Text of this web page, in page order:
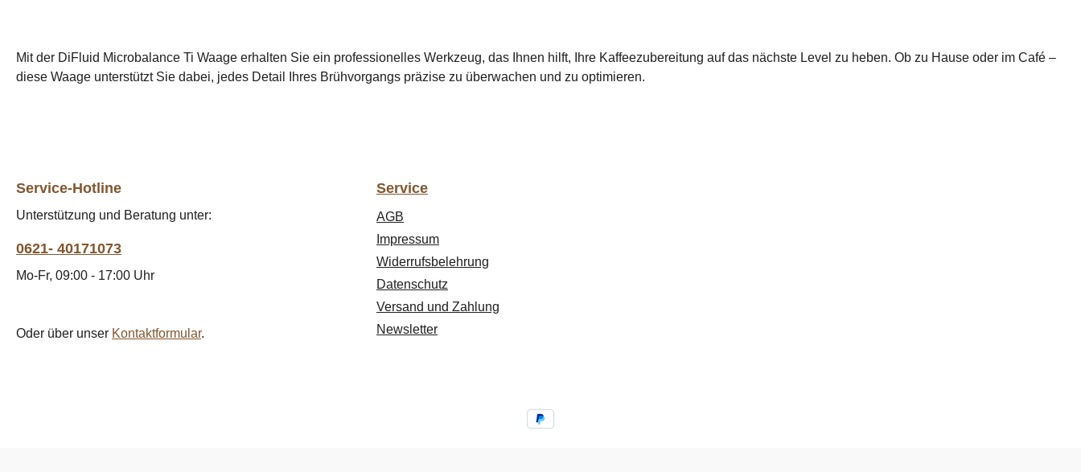
Mit der DiFluid Microbalance Ti Waage erhalten Sie ein professionelles Werkzeug, das Ihnen hilft, Ihre Kaffeezubereitung auf das nächste Level zu heben. Ob zu Hause oder im Café –
diese Waage unterstützt Sie dabei, jedes Detail Ihres Brühvorgangs präzise zu überwachen und zu optimieren.
Service-Hotline
Unterstützung und Beratung unter:
0621- 40171073
Mo-Fr, 09:00 - 17:00 Uhr
Oder über unser Kontaktformular.
Service
AGB
Impressum
Widerrufsbelehrung
Datenschutz
Versand und Zahlung
Newsletter